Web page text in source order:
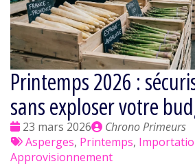
Printemps 2026 :
sans exploser votre
Date
:
23 mars 2026
Publié
par
Chrono Primeurs
Tags
:
Asperges, Printemps,
Approvisionnement